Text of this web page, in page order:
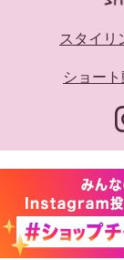
スタイリ
ショー